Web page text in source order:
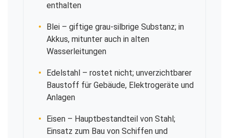
enthalten
Blei – giftige grau-silbrige Substanz; in
Akkus, mitunter auch in alten
Wasserleitungen
Edelstahl – rostet nicht; unverzichtbarer
Baustoff für Gebäude, Elektrogeräte und
Anlagen
Eisen – Hauptbestandteil von Stahl;
Einsatz zum Bau von Schiffen und